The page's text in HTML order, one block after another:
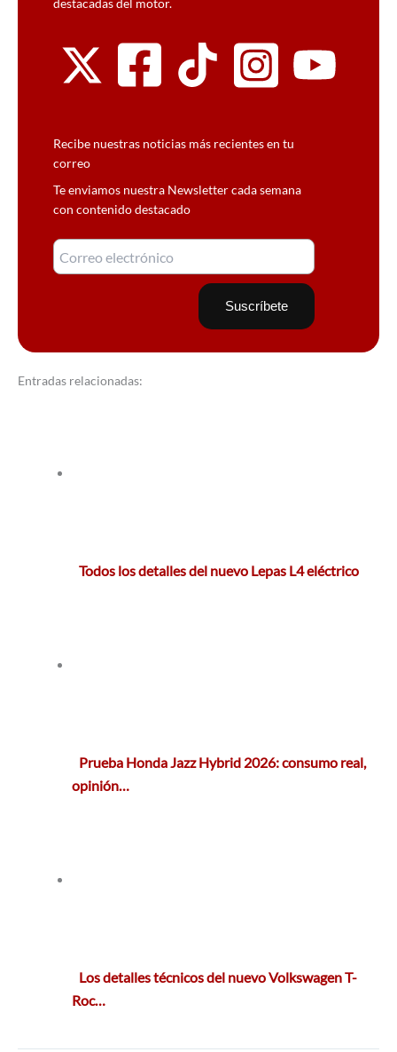
destacadas del motor.
Recibe nuestras noticias más recientes en tu
correo
Te enviamos nuestra Newsletter cada semana
con contenido destacado
Entradas relacionadas:
Todos los detalles del nuevo Lepas L4 eléctrico
Prueba Honda Jazz Hybrid 2026: consumo real,
opinión…
Los detalles técnicos del nuevo Volkswagen T-
Roc…